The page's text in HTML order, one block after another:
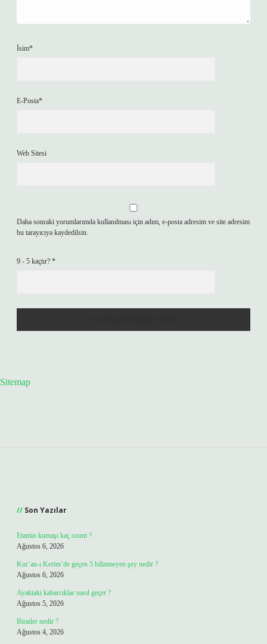
İsim*
E-Posta*
Web Sitesi
Daha sonraki yorumlarımda kullanılması için adım, e-posta adresim ve site adresim
bu tarayıcıya kaydedilsin.
9 - 5 kaçtır? *
Sitemap
Son Yazılar
Etamin kumaşı kaç count ?
Ağustos 6, 2026
Kur’an-ı Kerim’de geçen 5 bilinmeyen şey nedir ?
Ağustos 6, 2026
Ayaktaki kabarcıklar nasıl geçer ?
Ağustos 5, 2026
Birader nedir ?
Ağustos 4, 2026